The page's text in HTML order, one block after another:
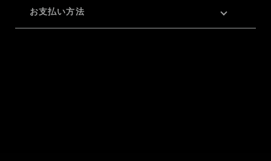
お支払い方法